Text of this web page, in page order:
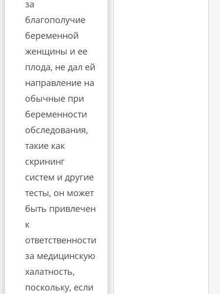
за
благополучие
беременной
женщины и ее
плода, не дал ей
направление на
обычные при
беременности
обследования,
такие как
скрининг
систем и другие
тесты, он может
быть привлечен
к
ответственности
за медицинскую
халатность,
поскольку, если